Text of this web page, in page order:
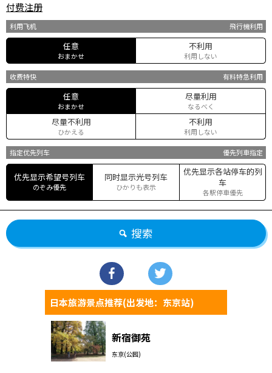
付费注册
利用飞机 飛行機利用
任意
おまかせ
不利用
利用しない
收费特快 有料特急利用
任意
おまかせ
尽量利用
なるべく
尽量不利用
ひかえる
不利用
利用しない
指定优先列车 優先列車指定
优先显示希望号列车
のぞみ優先
同时显示光号列车
ひかりも表示
优先显示各站停车的列
车
各駅停車優先
搜索
日本旅游景点推荐(出发地：东京站)
新宿御苑
东京(公园)